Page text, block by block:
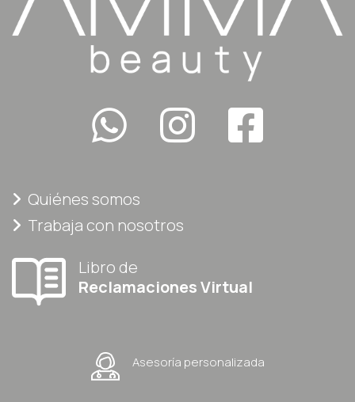
Quiénes somos
Trabaja con nosotros
Libro de
Reclamaciones Virtual
Asesoría personalizada